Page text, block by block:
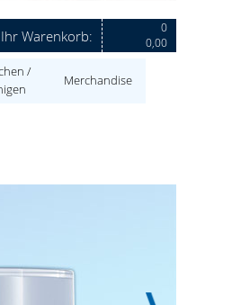
Ihr Warenkorb:
0
0,00
/
Merchandise